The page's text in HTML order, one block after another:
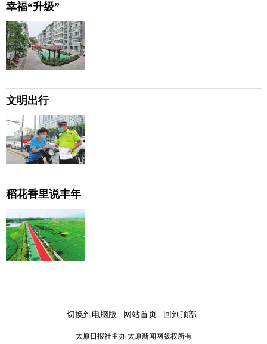
幸福“升级”
文明出行
稻花香里说丰年
切换到电脑版 | 网站首页| 回到顶部|
太原日报社主办 太原新闻网版权所有